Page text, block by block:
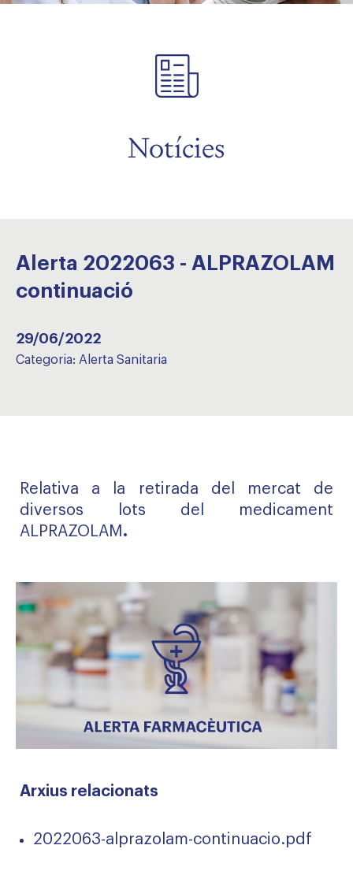
Notícies
Alerta 2022063 - ALPRAZOLAM
continuació
29/06/2022
Categoria: Alerta Sanitaria
Arxius relacionats
2022063-alprazolam-continuacio.pdf
Relativa a la retirada del mercat de
diversos lots del medicament
ALPRAZOLAM .